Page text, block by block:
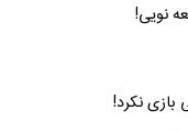
نویی!
بازی نکرد!